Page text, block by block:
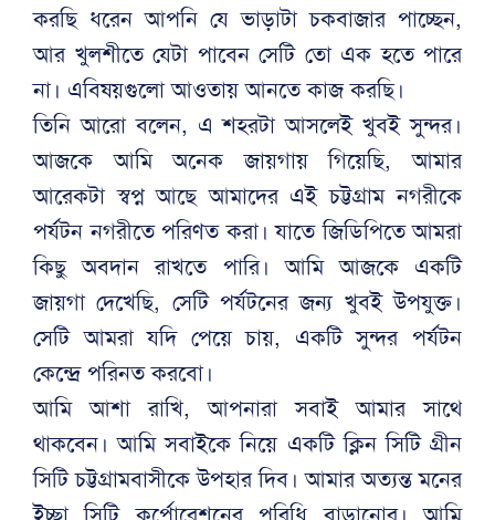
করছি ধরেন আপনি যে ভাড়াটা চকবাজার পাচ্ছেন,
আর খুলশীতে যেটা পাবেন সেটি তো এক হতে পারে
না। এবিষয়গুলো আওতায় আনতে কাজ করছি।
তিনি আরো বলেন, এ শহরটা আসলেই খুবই সুন্দর।
আজকে আমি অনেক জায়গায় গিয়েছি, আমার
আরেকটা স্বপ্ন আছে আমাদের এই চট্টগ্রাম নগরীকে
পর্যটন নগরীতে পরিণত করা। যাতে জিডিপিতে আমরা
কিছু অবদান রাখতে পারি। আমি আজকে একটি
জায়গা দেখেছি, সেটি পর্যটনের জন্য খুবই উপযুক্ত।
সেটি আমরা যদি পেয়ে চায়, একটি সুন্দর পর্যটন
কেন্দ্রে পরিনত করবো।
আমি আশা রাখি, আপনারা সবাই আমার সাথে
থাকবেন। আমি সবাইকে নিয়ে একটি ক্লিন সিটি গ্রীন
সিটি চট্টগ্রামবাসীকে উপহার দিব। আমার অত্যন্ত মনের